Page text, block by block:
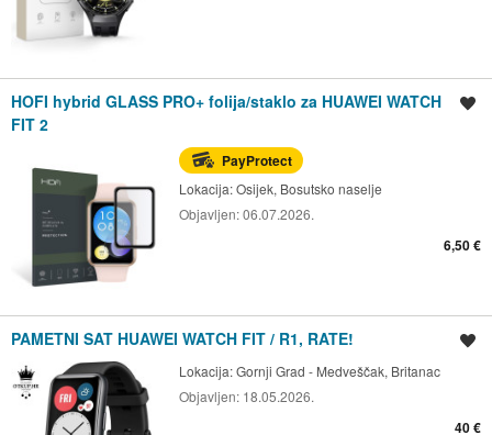
HOFI hybrid GLASS PRO+ folija/staklo za HUAWEI WATCH
FIT 2
PayProtect
Lokacija:Osijek, Bosutsko naselje
Objavljen:06.07.2026.
6,50 €
PAMETNI SAT HUAWEI WATCH FIT / R1, RATE!
Lokacija:Gornji Grad - Medveščak, Britanac
Objavljen: 18.05.2026.
40 €